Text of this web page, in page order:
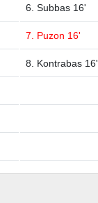
6. Subbas 16'
7. Puzon 16'
8. Kontrabas 16'